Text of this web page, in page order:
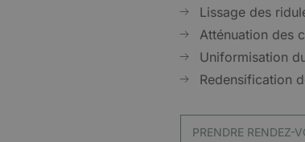
Lissage des
Atténuation des
Uniformisation
Redensification
PRENDRE RENDEZ-